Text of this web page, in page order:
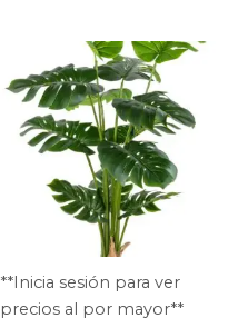
**Inicia sesión para ver
precios al por mayor**